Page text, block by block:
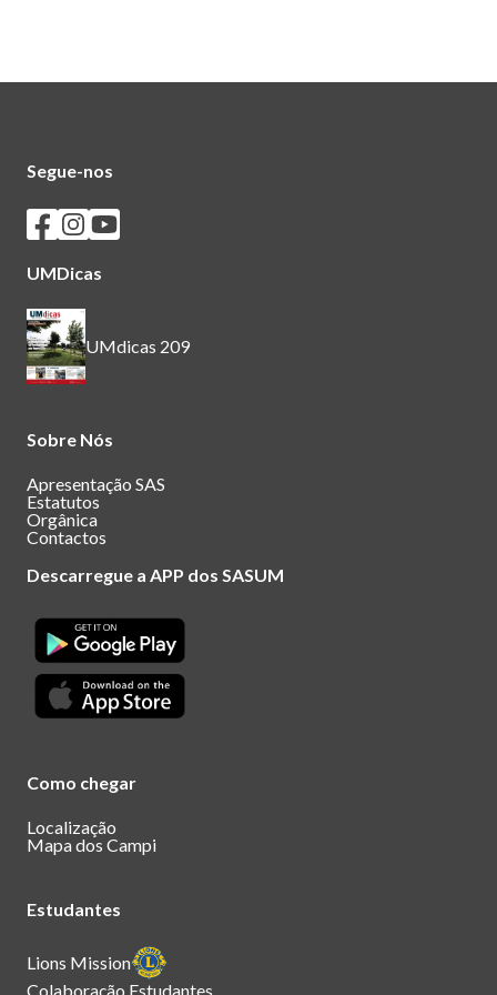
Segue-nos
Seguir os SASUM no Facebook
Seguir os SASUM no Instagram
Seguir os SASUM no Youtube
UMDicas
UMdicas 209
Sobre Nós
Apresentação SAS
Estatutos
Orgânica
Contactos
Descarregue a APP dos SASUM
Como chegar
Localização
Mapa dos Campi
Estudantes
Lions Mission
Colaboração Estudantes